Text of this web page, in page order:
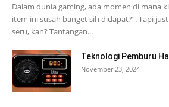
Dalam dunia gaming, ada momen di mana
item ini susah banget sih didapat?”. Tapi
seru, kan? Tantangan...
Teknologi Pemburu
November 23, 2024